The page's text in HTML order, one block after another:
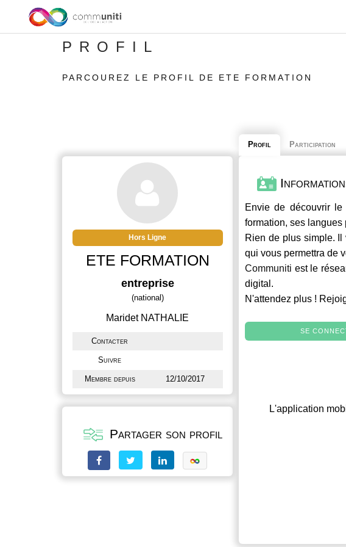
PROFIL
PARCOUREZ LE PROFIL DE ETE FORMATION
Hors Ligne
ETE FORMATION
entreprise
(national)
Maridet NATHALIE
Contacter
Suivre
Membre depuis 12/10/2017
Partager son profil
Profil Participation
Envie de découvrir
formation, ses langues
Rien de plus simple.
qui vous permettra de
Communiti est le
digital.
N'attendez plus !
SE
L'application